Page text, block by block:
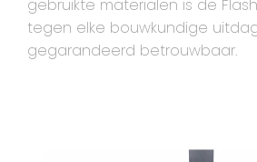
gebruikte materialen is de
tegen elke bouwkundige
gegarandeerd betrouwbaar.